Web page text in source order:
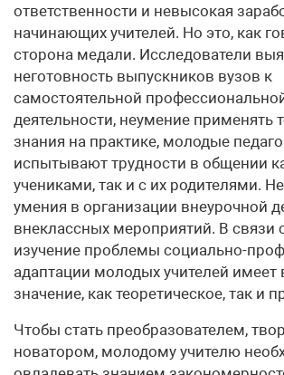
ответственности и невысокая
начинающих учителей. Но это, как
сторона медали. Исследователи
неготовность выпускников вузов к
самостоятельной
деятельности, неумение применять
знания на практике, молодые
испытывают трудности в общении
учениками, так и с их родителями.
умения в организации внеурочной
внеклассных мероприятий. В связи
изучение проблемы социально-
адаптации молодых учителей имеет
значение, как теоретическое, так и
Чтобы стать преобразователем,
новатором, молодому учителю